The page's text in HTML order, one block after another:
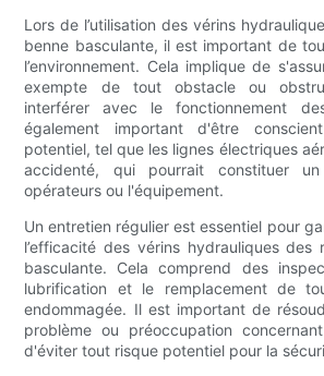
Lors de l’utilisation des vérins
benne basculante, il est important de
l’environnement. Cela implique de
exempte de tout obstacle ou
interférer avec le fonctionnement
également important d'être
potentiel, tel que les lignes électriques
accidenté, qui pourrait constituer
opérateurs ou l'équipement.
Un entretien régulier est essentiel pour
l’efficacité des vérins hydrauliques des
basculante. Cela comprend des
lubrification et le remplacement de
endommagée. Il est important de
problème ou préoccupation
d'éviter tout risque potentiel pour la